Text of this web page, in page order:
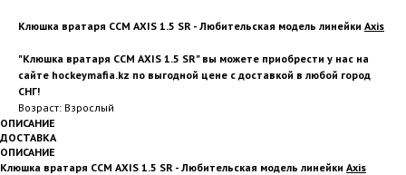
Клюшка вратаря CCM AXIS 1.5 SR - Любительская модель линейки Axis
"Клюшка вратаря CCM AXIS 1.5 SR" вы можете приобрести у нас на
сайте hockeymafia.kz по выгодной цене с доставкой в любой город
СНГ!
Возраст: Взрослый
ОПИСАНИЕ
ДОСТАВКА
ОПИСАНИЕ
Клюшка вратаря CCM AXIS 1.5 SR - Любительская модель линейки Axis